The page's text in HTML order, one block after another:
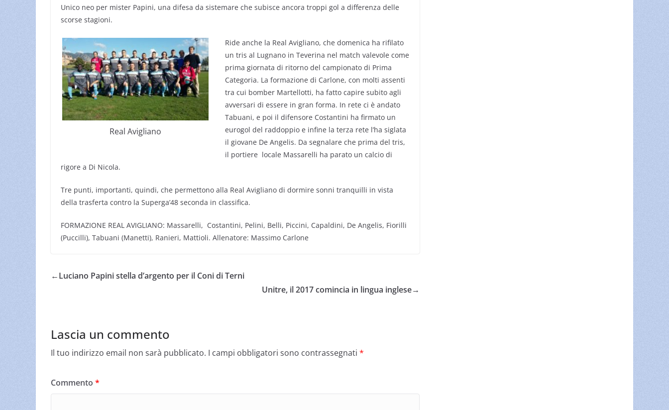
Unico neo per mister Papini, una difesa da sistemare che subisce ancora troppi gol a differenza delle
scorse stagioni.
Real Avigliano
Ride anche la Real Avigliano, che domenica ha rifilato
un tris al Lugnano in Teverina nel match valevole come
prima giornata di ritorno del campionato di Prima
Categoria. La formazione di Carlone, con molti assenti
tra cui bomber Martellotti, ha fatto capire subito agli
avversari di essere in gran forma. In rete ci è andato
Tabuani, e poi il difensore Costantini ha firmato un
eurogol del raddoppio e infine la terza rete l’ha siglata
il giovane De Angelis. Da segnalare che prima del tris,
il portiere locale Massarelli ha parato un calcio di
rigore a Di Nicola.
Tre punti, importanti, quindi, che permettono alla Real Avigliano di dormire sonni tranquilli in vista
della trasferta contro la Superga’48 seconda in classifica.
FORMAZIONE REAL AVIGLIANO: Massarelli, Costantini, Pelini, Belli, Piccini, Capaldini, De Angelis, Fiorilli
(Puccilli), Tabuani (Manetti), Ranieri, Mattioli. Allenatore: Massimo Carlone
←Luciano Papini stella d’argento per il Coni di Terni
Unitre, il 2017 comincia in lingua inglese→
Lascia un commento
Il tuo indirizzo email non sarà pubblicato. I campi obbligatori sono contrassegnati *
Commento *